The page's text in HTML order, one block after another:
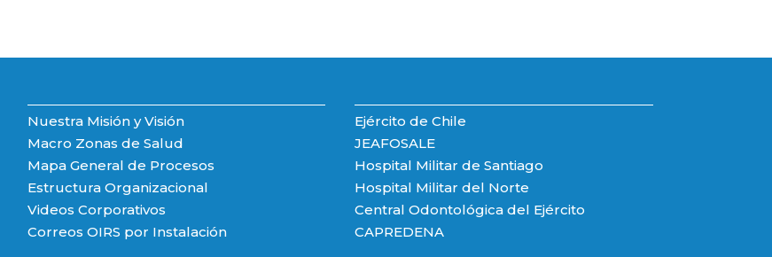
Nuestra Misión y Visión
Macro Zonas de Salud
Mapa General de Procesos
Estructura Organizacional
Videos Corporativos
Correos OIRS por Instalación
Ejército de Chile
JEAFOSALE
Hospital Militar de Santiago
Hospital Militar del Norte
Central Odontológica del Ejército
CAPREDENA